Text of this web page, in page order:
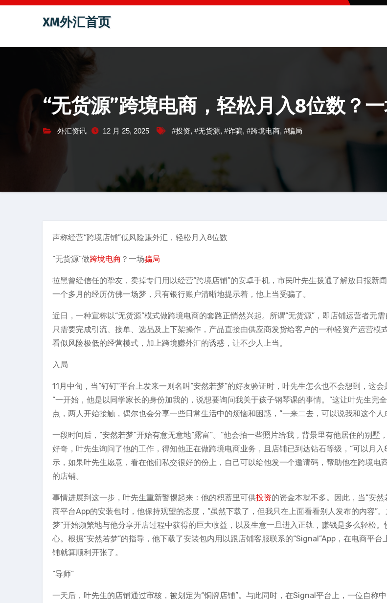
跳
容
XM外汇首页
“无货源”跨境电商，轻松月入8位数？
外汇资讯 12 月 25, 2025 #投资, #无货源, #诈骗, #跨境电商, #骗局
声称经营“跨境店铺”低风险赚外汇，轻松月入8位数
“无货源”做跨境电商 ？一场骗局
拉黑曾经信任的挚友，卖掉专门用以经营“跨境店铺”的安卓手机，市民叶先生拨通了解放日报新
一个多月的经历仿佛一场梦，只有银行账户清晰地提示着，他上当受骗了。
近日，一种宣称以“无货源”模式做跨境电商的套路正悄然兴起。所谓“无货源”，即店铺运营者无需
只需要完成引流、接单、选品及上下架操作，产品直接由供应商发货给客户的一种轻资产运营模
看似风险极低的经营模式，加上跨境赚外汇的诱惑，让不少人上当。
入局
11月中旬，当“钉钉”平台上发来一则名叫“安然若梦”的好友验证时，叶先生怎么也不会想到，这会
“一开始，他是以同学家长的身份加我的，说想要询问我关于孩子钢琴课的事情。”这让叶先生完
点，两人开始接触，偶尔也会分享一些日常生活中的烦恼和困惑，“一来二去，可以说我和这个人
一段时间后，“安然若梦”开始有意无意地“露富”。“他会拍一些照片给我，背景里有他居住的别墅
好奇，叶先生询问了他的工作，得知他正在做跨境电商业务，且店铺已到达钻石等级，“可以月入
示，如果叶先生愿意，看在他们私交很好的份上，自己可以给他发一个邀请码，帮助他在跨境电
的店铺。
事情进展到这一步，叶先生重新警惕起来：他的积蓄里可供投资的资金本就不多。因此，当“安
商平台App的安装包时，他保持观望的态度，“虽然下载了，但我只在上面看看别人发布的内容”
梦”开始频繁地与他分享开店过程中获得的巨大收益，以及生意一旦进入正轨，赚钱是多么轻松。
心。根据“安然若梦”的指导，他下载了安装包内用以跟店铺客服联系的“Signal”App，在电商平台
铺就算顺利开张了。
“导师”
一天后，叶先生的店铺通过审核，被划定为“铜牌店铺”。与此同时，在Signal平台上，一位自称